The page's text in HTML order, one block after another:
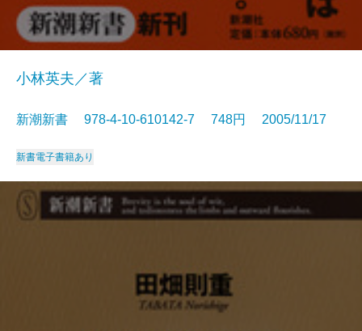
小林英夫／著
新潮新書 978-4-10-610142-7 748円 2005/11/17
新書電子書籍あり